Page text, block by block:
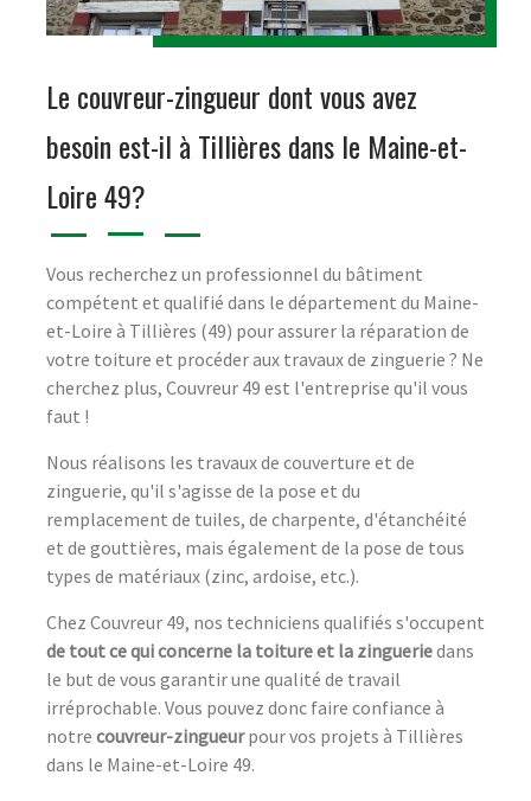
Le couvreur-zingueur dont vous avez
besoin est-il à Tillières dans le Maine-et-
Loire 49?
Vous recherchez un professionnel du bâtiment
compétent et qualifié dans le département du Maine-
et-Loire à Tillières (49) pour assurer la réparation de
votre toiture et procéder aux travaux de zinguerie ? Ne
cherchez plus, Couvreur 49 est l'entreprise qu'il vous
faut !
Nous réalisons les travaux de couverture et de
zinguerie, qu'il s'agisse de la pose et du
remplacement de tuiles, de charpente, d'étanchéité
et de gouttières, mais également de la pose de tous
types de matériaux (zinc, ardoise, etc.).
Chez Couvreur 49, nos techniciens qualifiés s'occupent
de tout ce qui concerne la toiture et la zingueriedans
le but de vous garantir une qualité de travail
irréprochable. Vous pouvez donc faire confiance à
notre couvreur-zingueurpour vos projets à Tillières
dans le Maine-et-Loire 49.